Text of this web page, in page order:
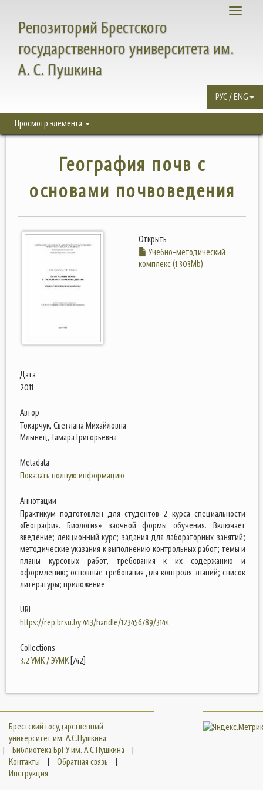
Toggle
Репозиторий Брестского
государственного университета им.
А. С. Пушкина
РУС / ENG
Просмотр элемента
География почв с
основами почвоведения
Открыть
Учебно-методический
комплекс (1.303Mb)
Дата
2011
Автор
Токарчук, Светлана Михайловна
Млынец, Тамара Григорьевна
Metadata
Показать полную информацию
Аннотации
Практикум подготовлен для студентов 2 курса специальности
«География. Биология» заочной формы обучения. Включает
введение; лекционный курс; задания для лабораторных занятий;
методические указания к выполнению контрольных работ; темы и
планы курсовых работ, требования к их содержанию и
оформлению; основные требования для контроля знаний; список
литературы; приложение.
URI
https://rep.brsu.by:443/handle/123456789/3144
Collections
3.2 УМК / ЭУМК [742]
Брестский государственный
университет им. А.С.Пушкина
|
Библиотека БрГУ им. А.С.Пушкина
|
Контакты
| Обратная связь
|
Инструкция